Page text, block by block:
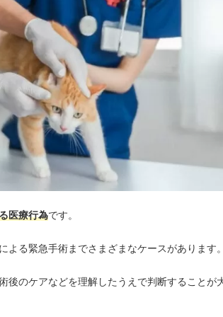
医療行為です。
る緊急手術までさまざまなケースがあります。
後のケアなどを理解したうえで判断することが